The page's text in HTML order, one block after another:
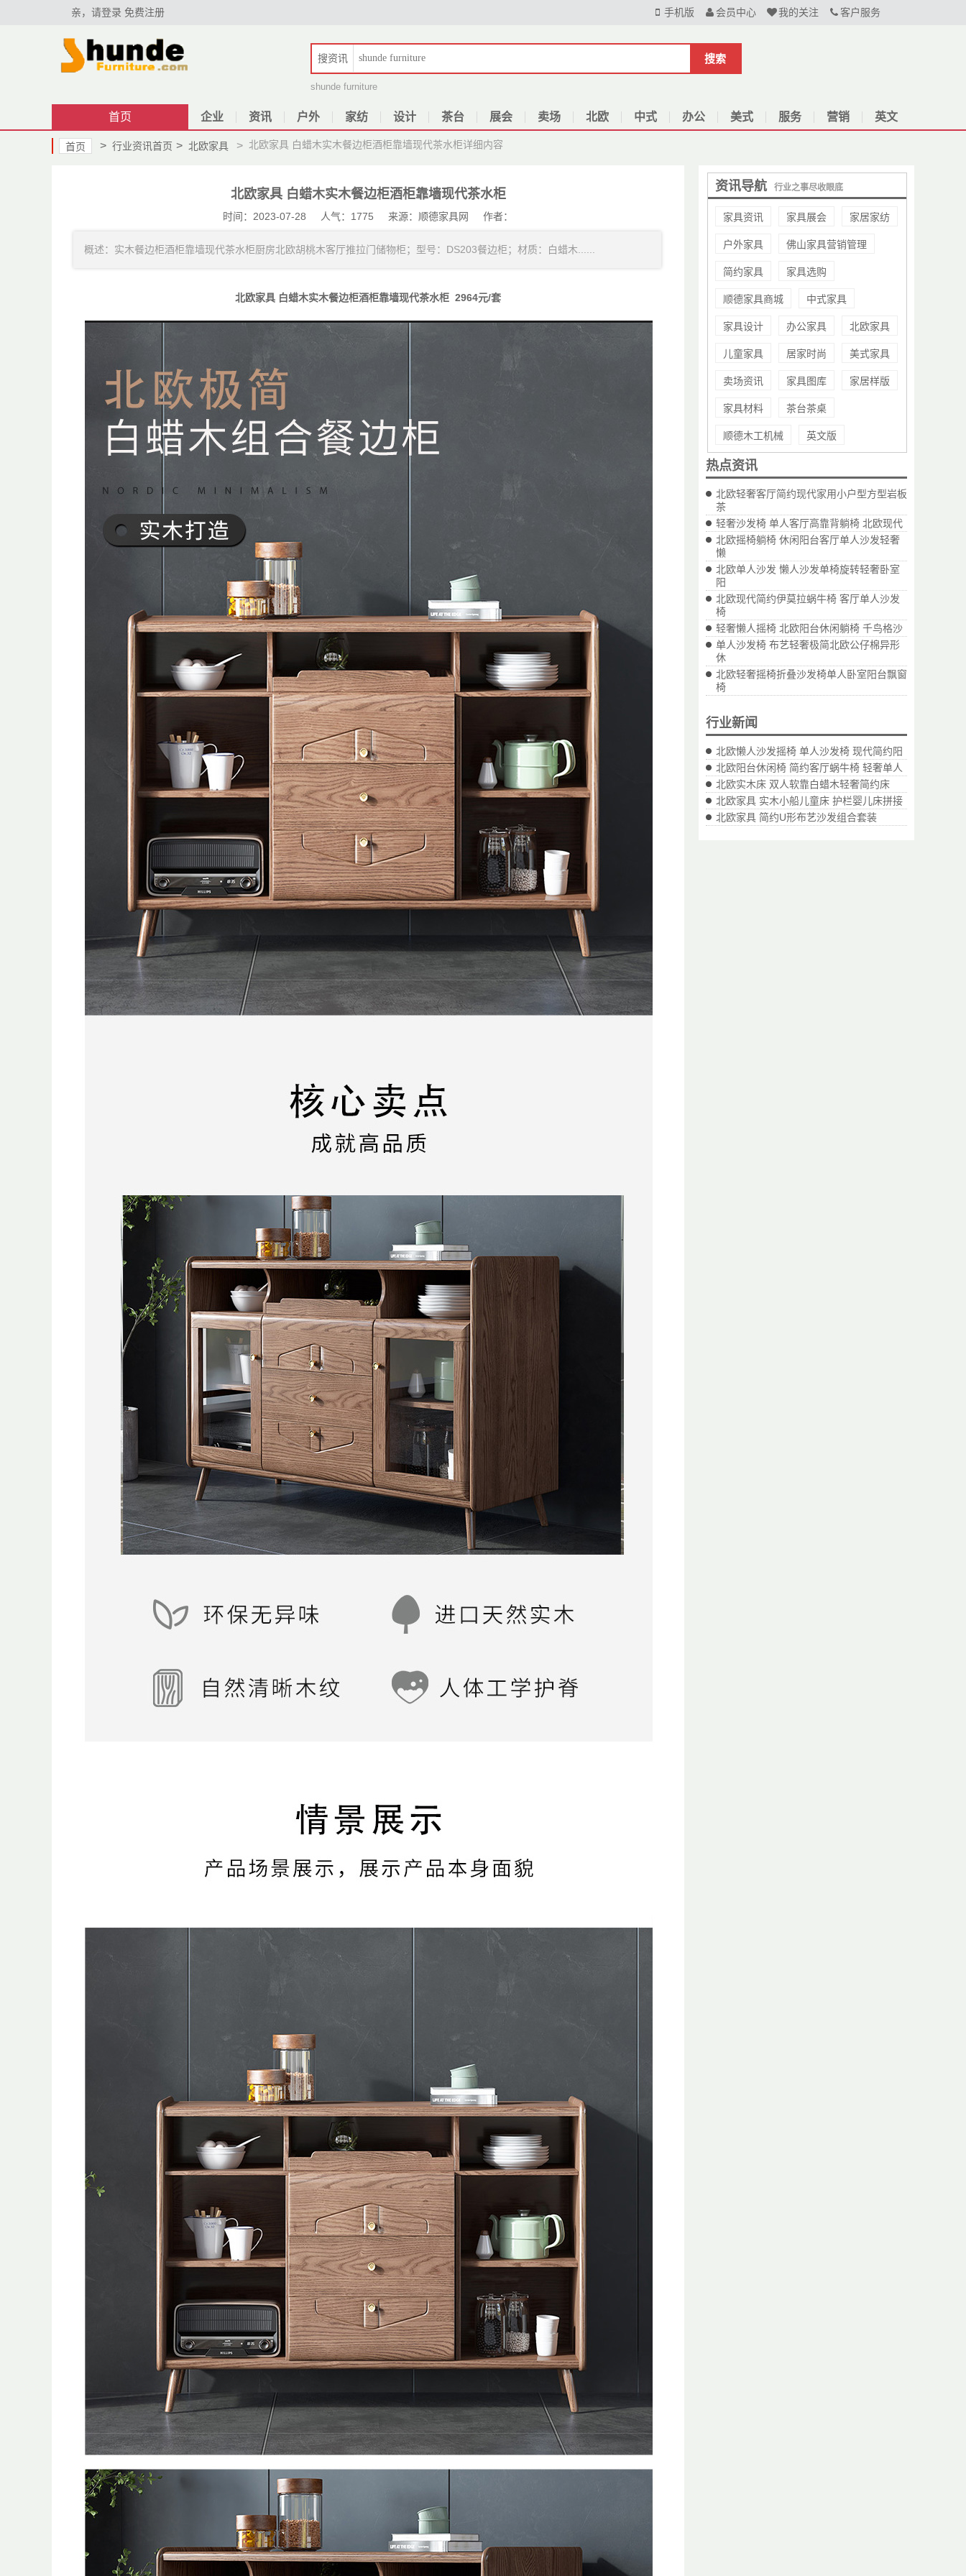
亲，请登录 免费注册 手机版 会员中心 我的关注 客户服务
搜资讯 搜索
shunde furniture
首页 企业 资讯 户外 家纺 设计 茶台 展会 卖场 北欧 中式 办公 美式 服务 营销 英文
首页 > 行业资讯首页 > 北欧家具 > 北欧家具 白蜡木实木餐边柜酒柜靠墙现代茶水柜详细内容
资讯导航 行业之事尽收眼底
家具资讯 家具展会 家居家纺
户外家具 佛山家具营销管理
简约家具 家具选购
顺德家具商城 中式家具
家具设计 办公家具 北欧家具
儿童家具 居家时尚 美式家具
卖场资讯 家具图库 家居样版
家具材料 茶台茶桌
顺德木工机械 英文版
热点资讯
北欧轻奢客厅简约现代家用小户型方型岩板
茶
轻奢沙发椅 单人客厅高靠背躺椅 北欧现代
北欧摇椅躺椅 休闲阳台客厅单人沙发轻奢
懒
北欧单人沙发 懒人沙发单椅旋转轻奢卧室
阳
北欧现代简约伊莫拉蜗牛椅 客厅单人沙发
椅
轻奢懒人摇椅 北欧阳台休闲躺椅 千鸟格沙
单人沙发椅 布艺轻奢极简北欧公仔棉异形
休
北欧轻奢摇椅折叠沙发椅单人卧室阳台飘窗
椅
行业新闻
北欧懒人沙发摇椅 单人沙发椅 现代简约阳
北欧阳台休闲椅 简约客厅蜗牛椅 轻奢单人
北欧实木床 双人软靠白蜡木轻奢简约床
北欧家具 实木小船儿童床 护栏婴儿床拼接
北欧家具 简约U形布艺沙发组合套装
北欧家具 白蜡木实木餐边柜酒柜靠墙现代茶水柜
时间：2023-07-28 人气：1775 来源：顺德家具网 作者：
概述：实木餐边柜酒柜靠墙现代茶水柜厨房北欧胡桃木客厅推拉门储物柜；型号：DS203餐边柜；材质：白蜡木......
北欧家具 白蜡木实木餐边柜酒柜靠墙现代茶水柜 2964元/套